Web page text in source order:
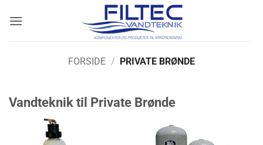
FORSIDE / PRIVATE BRØNDE
Vandteknik til Private Brønde